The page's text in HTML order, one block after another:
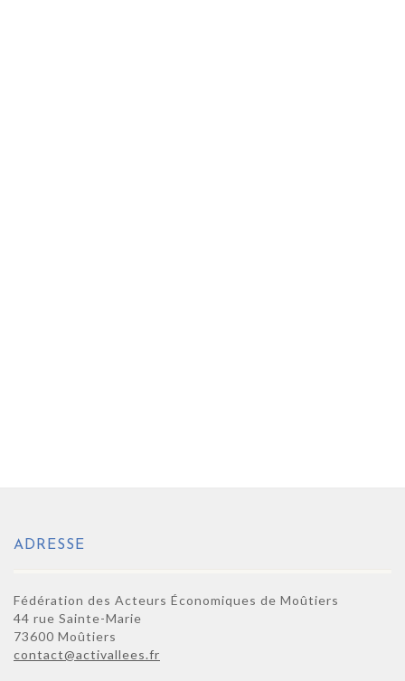
ADRESSE
Fédération des Acteurs Économiques de Moûtiers
44 rue Sainte-Marie
73600 Moûtiers
contact@activallees.fr